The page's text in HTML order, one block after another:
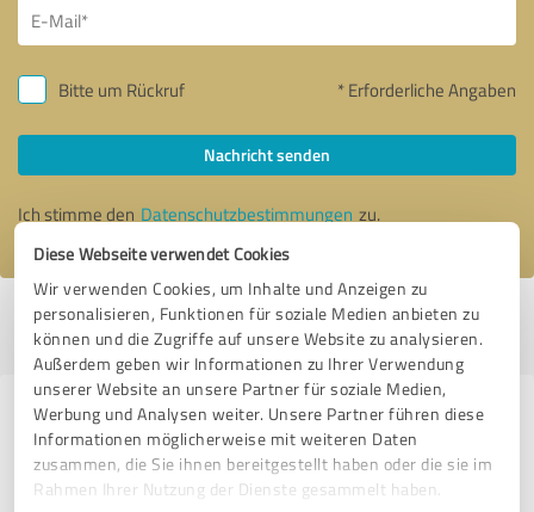
Diese Webseite verwendet Cookies
Wir verwenden Cookies, um Inhalte und Anzeigen zu
personalisieren, Funktionen für soziale Medien anbieten zu
können und die Zugriffe auf unsere Website zu analysieren.
Außerdem geben wir Informationen zu Ihrer Verwendung
unserer Website an unsere Partner für soziale Medien,
Werbung und Analysen weiter. Unsere Partner führen diese
Informationen möglicherweise mit weiteren Daten
zusammen, die Sie ihnen bereitgestellt haben oder die sie im
Rahmen Ihrer Nutzung der Dienste gesammelt haben.
Bitte um Rückruf * Erforderliche Angaben
Nachricht senden
Ich stimme den Datenschutzbestimmungen zu.
Profil aktiv seit 11.02.2017 |Letzte Aktualisierung: 18.04.2017|Profil
melden
Erfahrungen zu weiteren
Anbietern aus dem Bereich
Handwerk